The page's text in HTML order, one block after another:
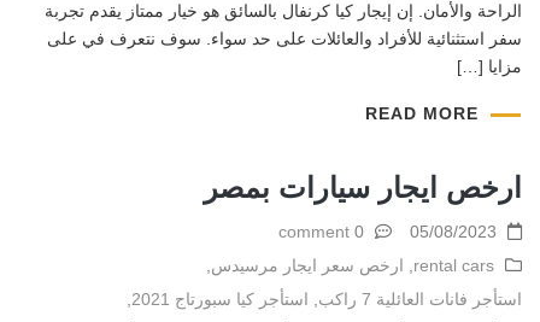
الراحة والأمان. إن إيجار كيا كرنفال بالسائق هو خيار ممتاز يقدم تجربة
سفر استثنائية للأفراد والعائلات على حد سواء. سوف نتعرف في على
مزايا […]
READ MORE
ارخص ايجار سيارات بمصر
05/08/2023
rental cars
, ارخص سعر ايجار مرسيدس,
استأجر فانات العائلية 7 راكب
, استأجر كيا سبورتاج 2021
,
0 comment